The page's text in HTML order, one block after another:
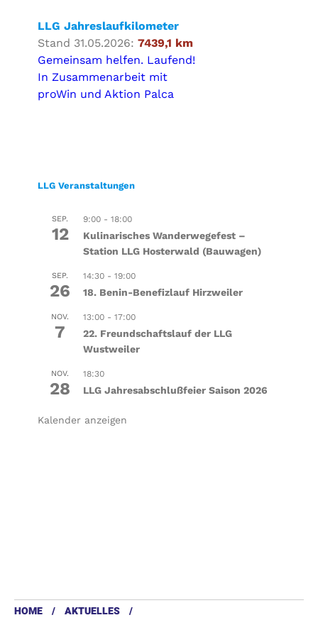
LLG Jahreslaufkilometer
Stand 31.05.2026: 7439,1 km
Gemeinsam helfen. Laufend!
In Zusammenarbeit mit
proWin und Aktion Palca
LLG Veranstaltungen
SEP.
12
9:00- 18:00
Kulinarisches Wanderwegefest –
Station LLG Hosterwald (Bauwagen)
SEP.
26
14:30- 19:00
18. Benin-Benefizlauf Hirzweiler
NOV.
7
13:00- 17:00
22. Freundschaftslauf der LLG
Wustweiler
NOV.
28
18:30
LLG Jahresabschlußfeier Saison 2026
Kalender anzeigen
HOME
AKTUELLES